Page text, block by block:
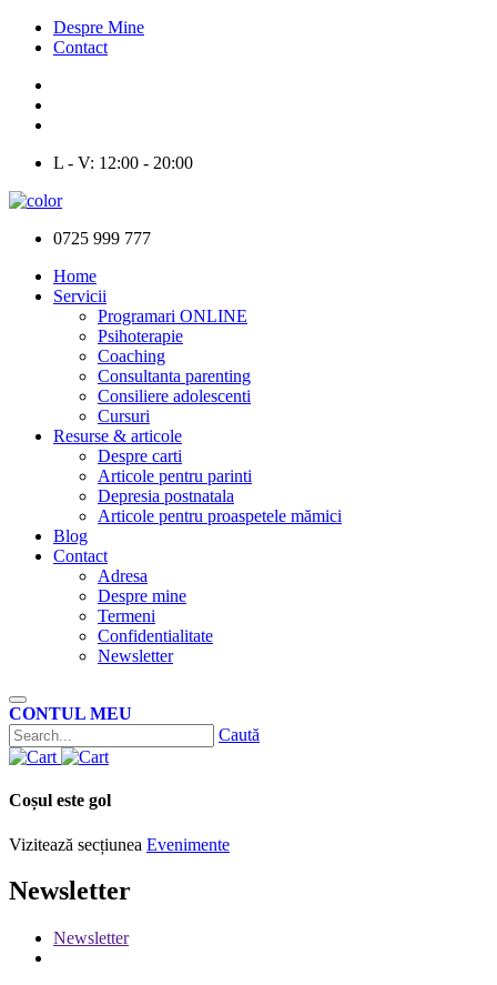
Despre Mine
Contact
L - V: 12:00 - 20:00
0725 999 777
Home
Servicii
Programari ONLINE
Psihoterapie
Coaching
Consultanta parenting
Consiliere adolescenti
Cursuri
Resurse & articole
Despre carti
Articole pentru parinti
Depresia postnatala
Articole pentru proaspetele mămici
Blog
Contact
Adresa
Despre mine
Termeni
Confidentialitate
Newsletter
CONTUL MEU
Caută
Coșul este gol
Vizitează secțiunea Evenimente
Newsletter
Newsletter